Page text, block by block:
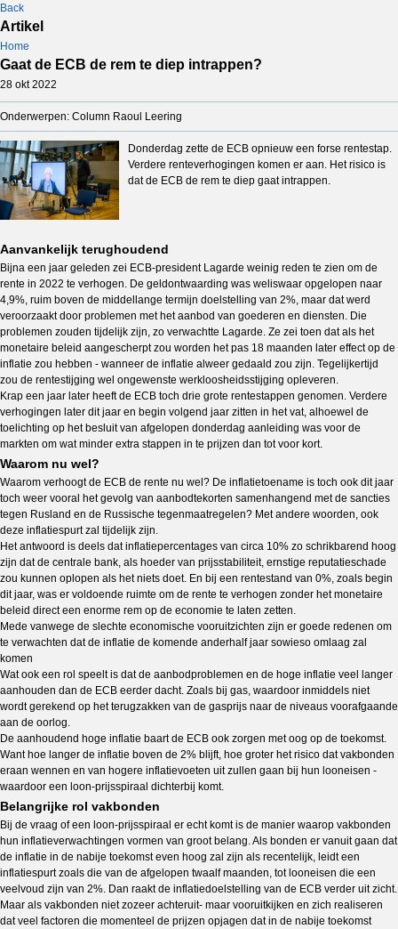
Back
Artikel
Home
Gaat de ECB de rem te diep intrappen?
28 okt 2022
Onderwerpen: Column Raoul Leering
Donderdag zette de ECB opnieuw een forse rentestap.
Verdere renteverhogingen komen er aan. Het risico is
dat de ECB de rem te diep gaat intrappen.
Aanvankelijk terughoudend
Bijna een jaar geleden zei ECB-president Lagarde weinig reden te zien om de
rente in 2022 te verhogen. De geldontwaarding was weliswaar opgelopen naar
4,9%, ruim boven de middellange termijn doelstelling van 2%, maar dat werd
veroorzaakt door problemen met het aanbod van goederen en diensten. Die
problemen zouden tijdelijk zijn, zo verwachtte Lagarde. Ze zei toen dat als het
monetaire beleid aangescherpt zou worden het pas 18 maanden later effect op de
inflatie zou hebben - wanneer de inflatie alweer gedaald zou zijn. Tegelijkertijd
zou de rentestijging wel ongewenste werkloosheidsstijging opleveren.
Krap een jaar later heeft de ECB toch drie grote rentestappen genomen. Verdere
verhogingen later dit jaar en begin volgend jaar zitten in het vat, alhoewel de
toelichting op het besluit van afgelopen donderdag aanleiding was voor de
markten om wat minder extra stappen in te prijzen dan tot voor kort.
Waarom nu wel?
Waarom verhoogt de ECB de rente nu wel? De inflatietoename is toch ook dit jaar
toch weer vooral het gevolg van aanbodtekorten samenhangend met de sancties
tegen Rusland en de Russische tegenmaatregelen? Met andere woorden, ook
deze inflatiespurt zal tijdelijk zijn.
Het antwoord is deels dat inflatiepercentages van circa 10% zo schrikbarend hoog
zijn dat de centrale bank, als hoeder van prijsstabiliteit, ernstige reputatieschade
zou kunnen oplopen als het niets doet. En bij een rentestand van 0%, zoals begin
dit jaar, was er voldoende ruimte om de rente te verhogen zonder het monetaire
beleid direct een enorme rem op de economie te laten zetten.
Mede vanwege de slechte economische vooruitzichten zijn er goede redenen om
te verwachten dat de inflatie de komende anderhalf jaar sowieso omlaag zal
komen
Wat ook een rol speelt is dat de aanbodproblemen en de hoge inflatie veel langer
aanhouden dan de ECB eerder dacht. Zoals bij gas, waardoor inmiddels niet
wordt gerekend op het terugzakken van de gasprijs naar de niveaus voorafgaande
aan de oorlog.
De aanhoudend hoge inflatie baart de ECB ook zorgen met oog op de toekomst.
Want hoe langer de inflatie boven de 2% blijft, hoe groter het risico dat vakbonden
eraan wennen en van hogere inflatievoeten uit zullen gaan bij hun looneisen -
waardoor een loon-prijsspiraal dichterbij komt.
Belangrijke rol vakbonden
Bij de vraag of een loon-prijsspiraal er echt komt is de manier waarop vakbonden
hun inflatieverwachtingen vormen van groot belang. Als bonden er vanuit gaan dat
de inflatie in de nabije toekomst even hoog zal zijn als recentelijk, leidt een
inflatiespurt zoals die van de afgelopen twaalf maanden, tot looneisen die een
veelvoud zijn van 2%. Dan raakt de inflatiedoelstelling van de ECB verder uit zicht.
Maar als vakbonden niet zozeer achteruit- maar vooruitkijken en zich realiseren
dat veel factoren die momenteel de prijzen opjagen dat in de nabije toekomst